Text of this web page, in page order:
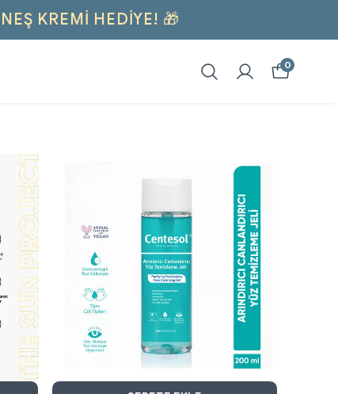
KREMI HEDİYE! 🎁
0